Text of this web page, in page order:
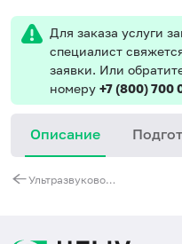
Для заказа услуги
специалист
заявки. Или
номеру +7 (800) 700
Описание
Ультразвуковое исследование печени